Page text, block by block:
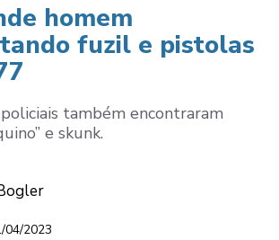
homem
fuzil e pistolas
também encontraram
e skunk.
04/2023